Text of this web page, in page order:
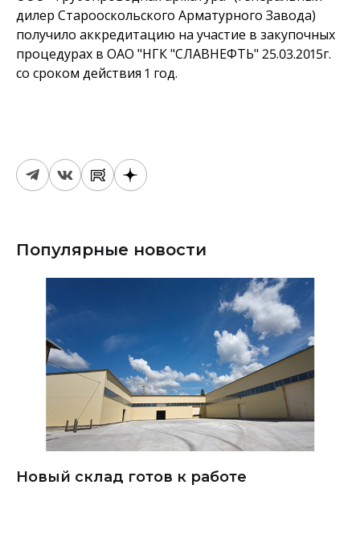
дилер Старооскольского Арматурного Завода)
получило аккредитацию на участие в закупочных
процедурах в ОАО "НГК "СЛАВНЕФТЬ" 25.03.2015г.
со сроком действия 1 год.
Популярные новости
Новый склад готов к работе